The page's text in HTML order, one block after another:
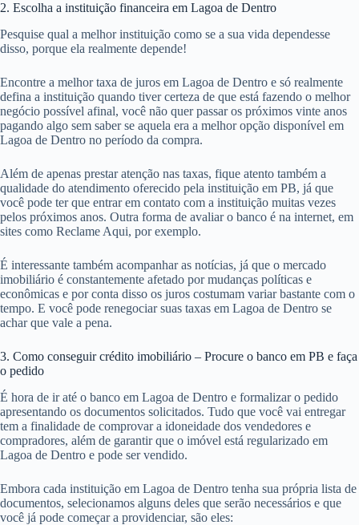
2. Escolha a instituição financeira em Lagoa de Dentro
Pesquise qual a melhor instituição como se a sua vida dependesse
disso, porque ela realmente depende!
Encontre a melhor taxa de juros em Lagoa de Dentro e só realmente
defina a instituição quando tiver certeza de que está fazendo o melhor
negócio possível afinal, você não quer passar os próximos vinte anos
pagando algo sem saber se aquela era a melhor opção disponível em
Lagoa de Dentro no período da compra.
Além de apenas prestar atenção nas taxas, fique atento também a
qualidade do atendimento oferecido pela instituição em PB, já que
você pode ter que entrar em contato com a instituição muitas vezes
pelos próximos anos. Outra forma de avaliar o banco é na internet, em
sites como Reclame Aqui, por exemplo.
É interessante também acompanhar as notícias, já que o mercado
imobiliário é constantemente afetado por mudanças políticas e
econômicas e por conta disso os juros costumam variar bastante com o
tempo. E você pode renegociar suas taxas em Lagoa de Dentro se
achar que vale a pena.
3. Como conseguir crédito imobiliário – Procure o banco em PB e faça
o pedido
É hora de ir até o banco em Lagoa de Dentro e formalizar o pedido
apresentando os documentos solicitados. Tudo que você vai entregar
tem a finalidade de comprovar a idoneidade dos vendedores e
compradores, além de garantir que o imóvel está regularizado em
Lagoa de Dentro e pode ser vendido.
Embora cada instituição em Lagoa de Dentro tenha sua própria lista de
documentos, selecionamos alguns deles que serão necessários e que
você já pode começar a providenciar, são eles: